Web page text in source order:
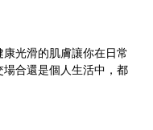
光滑的肌膚讓你在日常
合還是個人生活中，都